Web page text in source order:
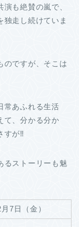
も絶賛の嵐で、
独走し続けていま
のですが、そこは
常あふれる生活
て、分かる分か
すが‼
るストーリーも魅
7日（金）